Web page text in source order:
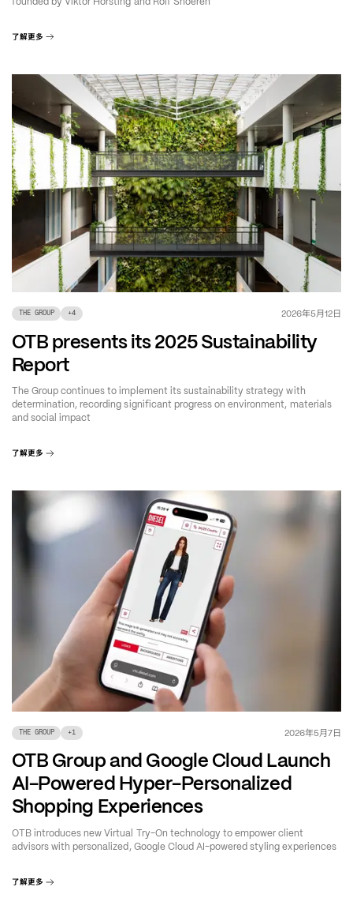
了解更多
THE GROUP +4 2026年5月12日
OTB presents its 2025 Sustainability
Report
The Group continues to implement its sustainability strategy with
determination, recording significant progress on environment, materials
and social impact
了解更多
THE GROUP +1 2026年5月7日
OTB Group and Google Cloud Launch
AI-Powered Hyper-Personalized
Shopping Experiences
OTB introduces new Virtual Try-On technology to empower client
advisors with personalized, Google Cloud AI-powered styling experiences
了解更多